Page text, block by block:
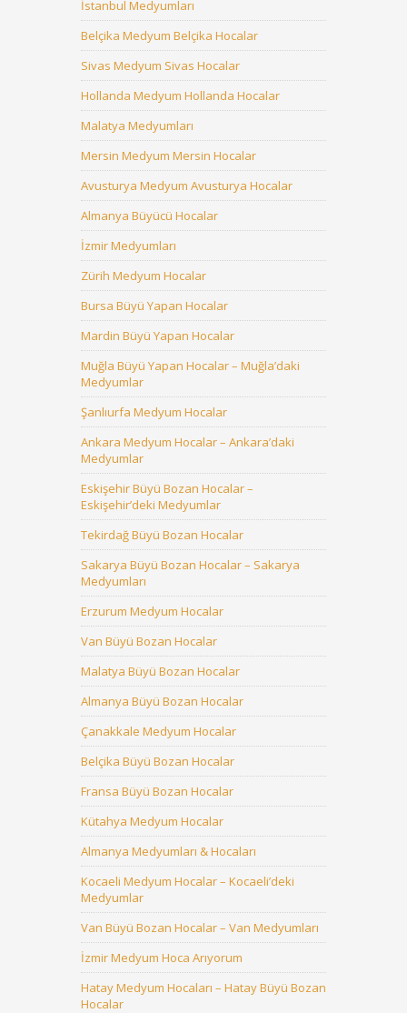
İstanbul Medyumları
Belçika Medyum Belçika Hocalar
Sivas Medyum Sivas Hocalar
Hollanda Medyum Hollanda Hocalar
Malatya Medyumları
Mersin Medyum Mersin Hocalar
Avusturya Medyum Avusturya Hocalar
Almanya Büyücü Hocalar
İzmir Medyumları
Zürih Medyum Hocalar
Bursa Büyü Yapan Hocalar
Mardin Büyü Yapan Hocalar
Muğla Büyü Yapan Hocalar – Muğla’daki
Medyumlar
Şanlıurfa Medyum Hocalar
Ankara Medyum Hocalar – Ankara’daki
Medyumlar
Eskişehir Büyü Bozan Hocalar –
Eskişehir’deki Medyumlar
Tekirdağ Büyü Bozan Hocalar
Sakarya Büyü Bozan Hocalar – Sakarya
Medyumları
Erzurum Medyum Hocalar
Van Büyü Bozan Hocalar
Malatya Büyü Bozan Hocalar
Almanya Büyü Bozan Hocalar
Çanakkale Medyum Hocalar
Belçika Büyü Bozan Hocalar
Fransa Büyü Bozan Hocalar
Kütahya Medyum Hocalar
Almanya Medyumları & Hocaları
Kocaeli Medyum Hocalar – Kocaeli’deki
Medyumlar
Van Büyü Bozan Hocalar – Van Medyumları
İzmir Medyum Hoca Arıyorum
Hatay Medyum Hocaları – Hatay Büyü Bozan
Hocalar